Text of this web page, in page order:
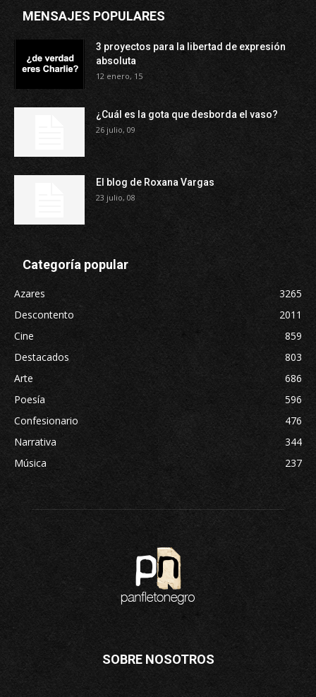
MENSAJES POPULARES
3 proyectos para la libertad de expresión
absoluta
12 enero, 15
¿Cuál es la gota que desborda el vaso?
26 julio, 09
El blog de Roxana Vargas
23 julio, 08
Categoría popular
Azares
3265
Descontento
2011
Cine
859
Destacados
803
Arte
686
Poesía
596
Confesionario
476
Narrativa
344
Música
237
SOBRE NOSOTROS